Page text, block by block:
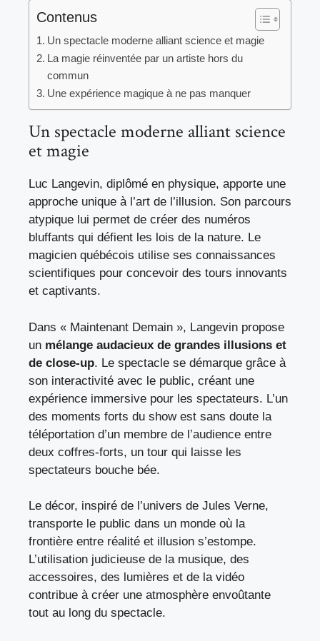
Contenus
Un spectacle moderne alliant science et magie
La magie réinventée par un artiste hors du
commun
Une expérience magique à ne pas manquer
Un spectacle moderne alliant science
et magie
Luc Langevin, diplômé en physique, apporte une
approche unique à l’art de l’illusion. Son parcours
atypique lui permet de créer des numéros
bluffants qui défient les lois de la nature. Le
magicien québécois utilise ses connaissances
scientifiques pour concevoir des tours innovants
et captivants.
Dans « Maintenant Demain », Langevin propose
un mélange audacieux de grandes illusions et
de close-up. Le spectacle se démarque grâce à
son interactivité avec le public, créant une
expérience immersive pour les spectateurs. L’un
des moments forts du show est sans doute la
téléportation d’un membre de l’audience entre
deux coffres-forts, un tour qui laisse les
spectateurs bouche bée.
Le décor, inspiré de l’univers de Jules Verne,
transporte le public dans un monde où la
frontière entre réalité et illusion s’estompe.
L’utilisation judicieuse de la musique, des
accessoires, des lumières et de la vidéo
contribue à créer une atmosphère envoûtante
tout au long du spectacle.